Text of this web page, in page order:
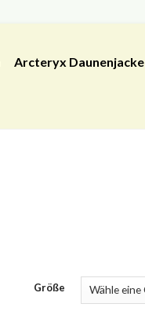
Arcteryx Daunenjacke
Größe